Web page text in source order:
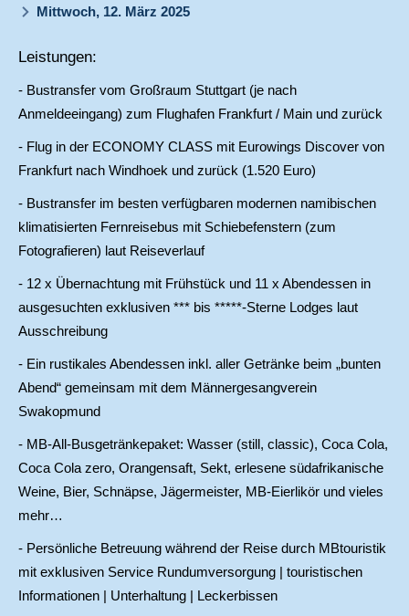
Mittwoch, 12. März 2025
Leistungen:
- Bustransfer vom Großraum Stuttgart (je nach
Anmeldeeingang) zum Flughafen Frankfurt / Main und zurück
- Flug in der ECONOMY CLASS mit Eurowings Discover von
Frankfurt nach Windhoek und zurück (1.520 Euro)
- Bustransfer im besten verfügbaren modernen namibischen
klimatisierten Fernreisebus mit Schiebefenstern (zum
Fotografieren) laut Reiseverlauf
- 12 x Übernachtung mit Frühstück und 11 x Abendessen in
ausgesuchten exklusiven *** bis *****-Sterne Lodges laut
Ausschreibung
- Ein rustikales Abendessen inkl. aller Getränke beim „bunten
Abend“ gemeinsam mit dem Männergesangverein
Swakopmund
- MB-All-Busgetränkepaket: Wasser (still, classic), Coca Cola,
Coca Cola zero, Orangensaft, Sekt, erlesene südafrikanische
Weine, Bier, Schnäpse, Jägermeister, MB-Eierlikör und vieles
mehr…
- Persönliche Betreuung während der Reise durch MBtouristik
mit exklusiven Service Rundumversorgung | touristischen
Informationen | Unterhaltung | Leckerbissen